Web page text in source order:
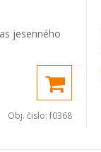
jesenného
Obj. čislo: f0368